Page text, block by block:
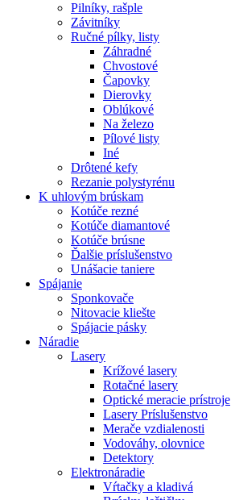
Pilníky, rašple
Závitníky
Ručné pílky, listy
Záhradné
Chvostové
Čapovky
Dierovky
Oblúkové
Na železo
Pílové listy
Iné
Drôtené kefy
Rezanie polystyrénu
K uhlovým brúskam
Kotúče rezné
Kotúče diamantové
Kotúče brúsne
Ďalšie príslušenstvo
Unášacie taniere
Spájanie
Sponkovače
Nitovacie kliešte
Spájacie pásky
Náradie
Lasery
Krížové lasery
Rotačné lasery
Optické meracie prístroje
Lasery Príslušenstvo
Merače vzdialenosti
Vodováhy, olovnice
Detektory
Elektronáradie
Vŕtačky a kladivá